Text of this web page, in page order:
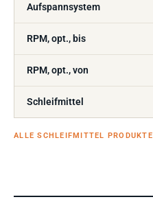
Aufspannsystem
RPM, opt., bis
RPM, opt., von
Schleifmittel
ALLE SCHLEIFMITTEL PRODUKTE